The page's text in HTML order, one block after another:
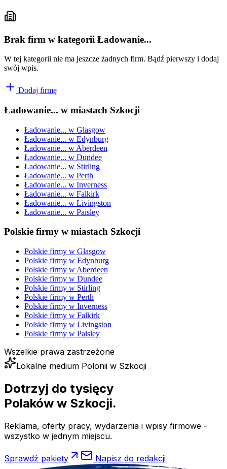
Brak firm w kategorii Ładowanie...
W tej kategorii nie ma jeszcze żadnych firm. Bądź pierwszy i dodaj
swój wpis.
Dodaj firmę
Ładowanie... w miastach Szkocji
Ładowanie... w Glasgow
Ładowanie... w Edynburg
Ładowanie... w Aberdeen
Ładowanie... w Dundee
Ładowanie... w Stirling
Ładowanie... w Perth
Ładowanie... w Inverness
Ładowanie... w Falkirk
Ładowanie... w Livingston
Ładowanie... w Paisley
Polskie firmy w miastach Szkocji
Polskie firmy w Glasgow
Polskie firmy w Edynburg
Polskie firmy w Aberdeen
Polskie firmy w Dundee
Polskie firmy w Stirling
Polskie firmy w Perth
Polskie firmy w Inverness
Polskie firmy w Falkirk
Polskie firmy w Livingston
Polskie firmy w Paisley
Wszelkie prawa zastrzeżone
Lokalne medium Polonii w Szkocji
Dotrzyj do tysięcy
Polaków w Szkocji.
Reklama, oferty pracy, wydarzenia i wpisy firmowe -
wszystko w jednym miejscu.
Sprawdź pakiety Napisz do redakcji